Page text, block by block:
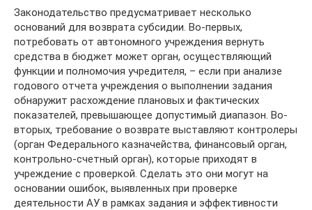
Законодательство предусматривает несколько
оснований для возврата субсидии. Во-первых,
потребовать от автономного учреждения вернуть
средства в бюджет может орган, осуществляющий
функции и полномочия учредителя, – если при анализе
годового отчета учреждения о выполнении задания
обнаружит расхождение плановых и фактических
показателей, превышающее допустимый диапазон. Во-
вторых, требование о возврате выставляют контролеры
(орган Федерального казначейства, финансовый орган,
контрольно-счетный орган), которые приходят в
учреждение с проверкой. Сделать это они могут на
основании ошибок, выявленных при проверке
деятельности АУ в рамках задания и эффективности